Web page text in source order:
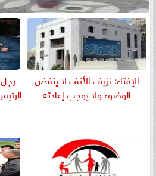
الإفتاء: نزيف الأنف لا ينقض
الوضوء ولا يوجب إعادته